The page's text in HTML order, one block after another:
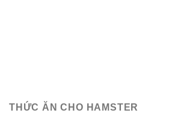
THỨC ĂN CHO HAMSTER